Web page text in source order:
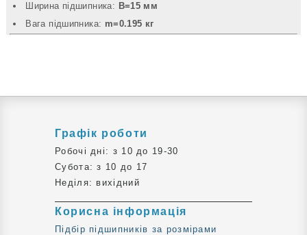
Ширина підшипника: B=15 мм
Вага підшипника: m=0.195 кг
Графік роботи
Робочі дні: з 10 до 19-30
Субота: з 10 до 17
Неділя: вихідний
Корисна інформація
Підбір підшипників за розмірами